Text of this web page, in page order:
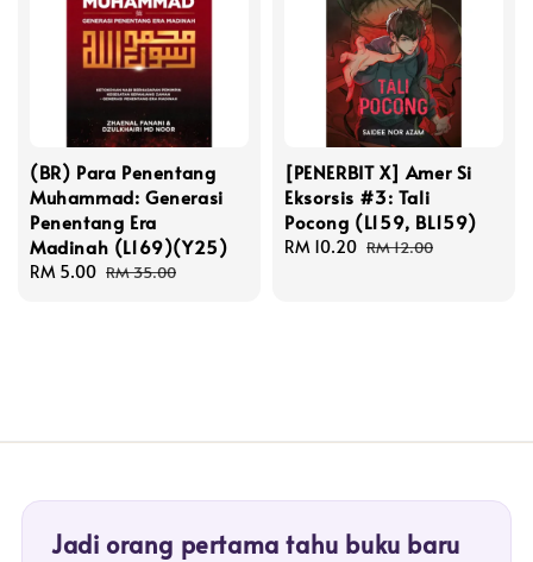
(BR) Para Penentang
Muhammad: Generasi
Penentang Era
Madinah (L169)(Y25)
Sale
RM 5.00 Regular
RM 35.00
[PENERBIT X] Amer Si
Eksorsis #3: Tali
Pocong (L159, BL159)
Sale
RM 10.20 Regular
RM 12.00
Jadi orang pertama tahu buku baru